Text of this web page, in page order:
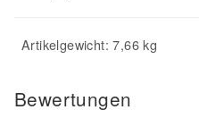
Artikelgewicht: 7,66 kg
Bewertungen